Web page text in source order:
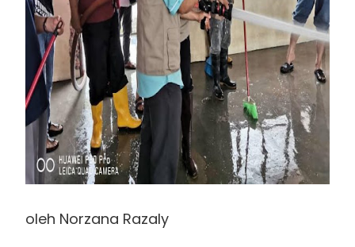
oleh Norzana Razaly